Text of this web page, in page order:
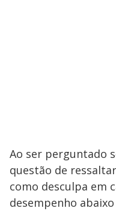
Ao ser perguntado
questão de
como desculpa em
desempenho